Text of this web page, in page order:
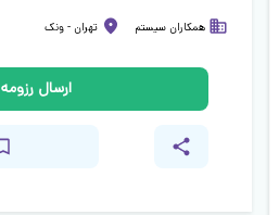
همکاران سیستم تهران - ونک
ارسال رزومه